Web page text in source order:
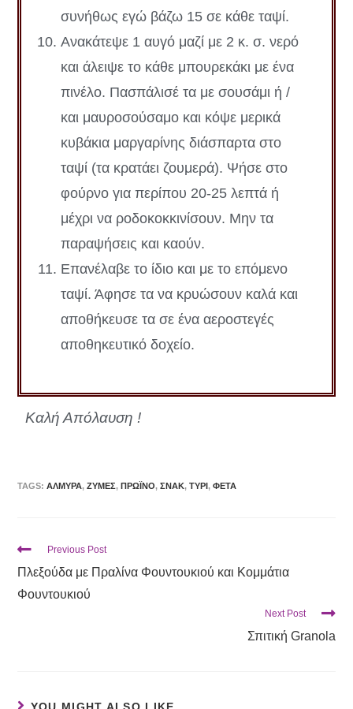
συνήθως εγώ βάζω 15 σε κάθε ταψί.
Ανακάτεψε 1 αυγό μαζί με 2 κ. σ. νερό
και άλειψε το κάθε μπουρεκάκι με ένα
πινέλο. Πασπάλισέ τα με σουσάμι ή /
και μαυροσούσαμο και κόψε μερικά
κυβάκια μαργαρίνης διάσπαρτα στο
ταψί (τα κρατάει ζουμερά). Ψήσε στο
φούρνο για περίπου 20-25 λεπτά ή
μέχρι να ροδοκοκκινίσουν. Μην τα
παραψήσεις και καούν.
Επανέλαβε το ίδιο και με το επόμενο
ταψί. Άφησε τα να κρυώσουν καλά και
αποθήκευσε τα σε ένα αεροστεγές
αποθηκευτικό δοχείο.
Καλή Απόλαυση !
TAGS:ΑΛΜΥΡΆ, ΖΎΜΕΣ, ΠΡΩΪΝΌ, ΣΝΑΚ, ΤΥΡΊ, ΦΈΤΑ
Previous Post
Πλεξούδα με Πραλίνα Φουντουκιού και Κομμάτια
Φουντουκιού
Next Post
Σπιτική Granola
YOU MIGHT ALSO LIKE